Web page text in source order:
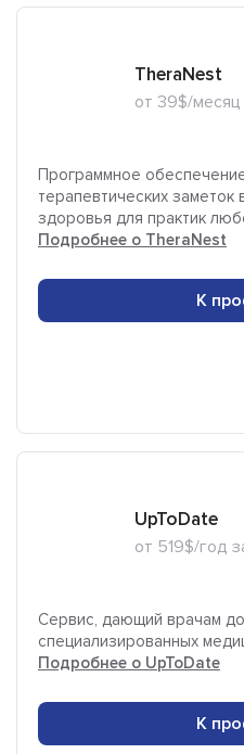
TheraNest
от 39$/месяц
Программное обеспечение
терапевтических заметок
здоровья для практик
Подробнее о TheraNest
К
UpToDate
от 519$/год
Сервис, дающий врачам
специализированных
Подробнее о UpToDate
К